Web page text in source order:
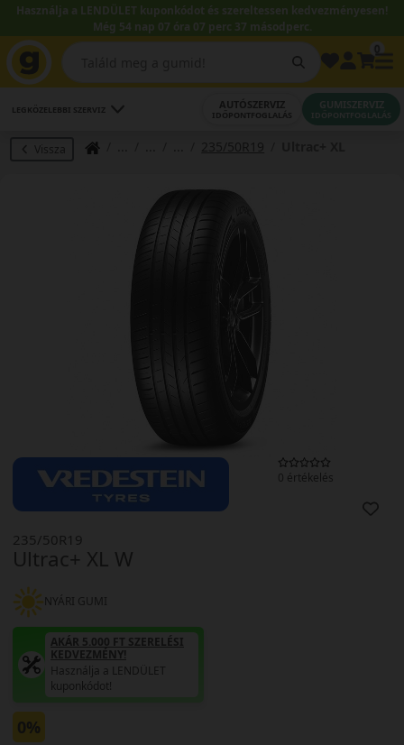
Használja a LENDÜLET kuponkódot és szereltessen kedvezményesen!
Még 54 nap 07 óra 07 perc 36 másodperc.
LEGKÖZELEBBI SZERVIZ AUTÓSZERVIZ
IDŐPONTFOGLALÁS
GUMISZERVIZ
IDŐPONTFOGLALÁS
Vissza 235/50R19
0 értékelés
Ultrac+ XL W
235/50R19
NYÁRI GUMI
AKÁR 5.000 FT SZERELÉSI
KEDVEZMÉNY!
Használja a LENDÜLET
kuponkódot!
0%